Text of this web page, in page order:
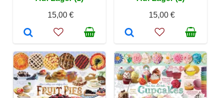
15,00 €
15,00 €